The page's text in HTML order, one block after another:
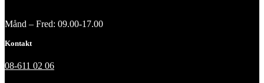
Månd – Fred: 09.00-17.00
Kontakt
08-611 02 06